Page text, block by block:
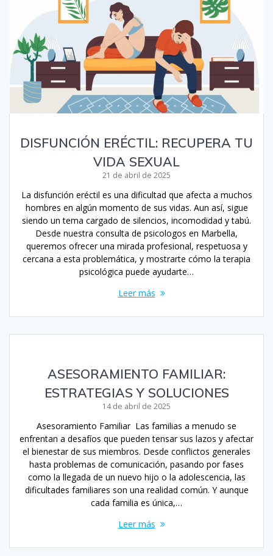
DISFUNCIÓN ERÉCTIL: RECUPERA TU
VIDA SEXUAL
21 de abril de 2025
La disfunción eréctil es una dificultad que afecta a muchos
hombres en algún momento de sus vidas. Aun así, sigue
siendo un tema cargado de silencios, incomodidad y tabú.
Desde nuestra consulta de psicologos en Marbella,
queremos ofrecer una mirada profesional, respetuosa y
cercana a esta problemática, y mostrarte cómo la terapia
psicológica puede ayudarte…
Leer más
ASESORAMIENTO FAMILIAR:
ESTRATEGIAS Y SOLUCIONES
14 de abril de 2025
Asesoramiento Familiar Las familias a menudo se
enfrentan a desafíos que pueden tensar sus lazos y afectar
el bienestar de sus miembros. Desde conflictos generales
hasta problemas de comunicación, pasando por fases
como la llegada de un nuevo hijo o la adolescencia, las
dificultades familiares son una realidad común. Y aunque
cada familia es única,…
Leer más